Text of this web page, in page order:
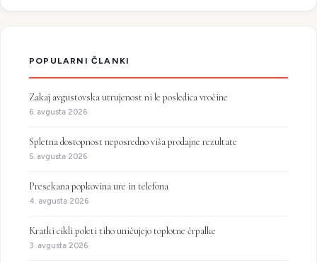
POPULARNI ČLANKI
Zakaj avgustovska utrujenost ni le posledica vročine
6. avgusta 2026
Spletna dostopnost neposredno viša prodajne rezultate
5. avgusta 2026
Presekana popkovina ure in telefona
4. avgusta 2026
Kratki cikli poleti tiho uničujejo toplotne črpalke
3. avgusta 2026